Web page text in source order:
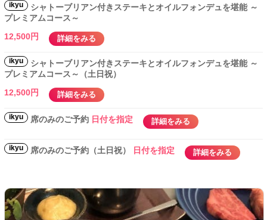
ikyu
シャトーブリアン付きステーキとオイルフォンデュを堪能 ～
プレミアムコース～
12,500円
詳細をみる
ikyu
シャトーブリアン付きステーキとオイルフォンデュを堪能 ～
プレミアムコース～（土日祝）
12,500円
詳細をみる
ikyu 席のみのご予約 日付を指定 詳細をみる
ikyu 席のみのご予約（土日祝） 日付を指定 詳細をみる